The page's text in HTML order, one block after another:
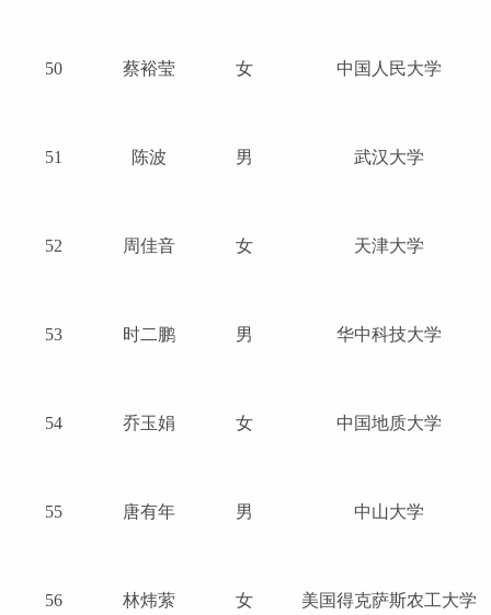
50 蔡裕莹 女 中国人民大学
51 陈波 男 武汉大学
52 周佳音 女 天津大学
53 时二鹏 男 华中科技大学
54 乔玉娟 女 中国地质大学
55 唐有年 男 中山大学
56 林炜萦 女 美国得克萨斯农工大学